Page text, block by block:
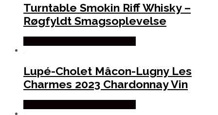
Turntable Smokin Riff Whisky –
Røgfyldt Smagsoplevelse
Lupé-Cholet Mâcon-Lugny Les
Charmes 2023 Chardonnay Vin